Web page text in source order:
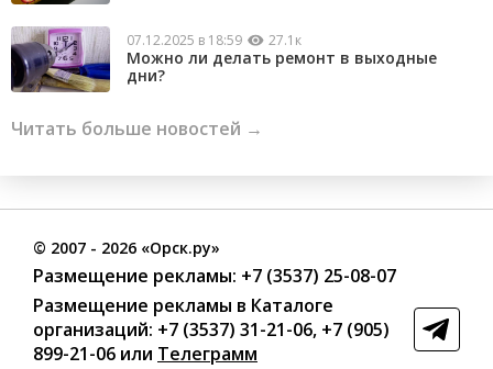
07.12.2025 в 18:59 27.1к
Можно ли делать ремонт в выходные
дни?
Читать больше новостей →
© 2007 - 2026 «Орск.ру»
Размещение рекламы: +7 (3537) 25-08-07
Размещение рекламы в Каталоге
организаций: +7 (3537) 31-21-06, +7 (905)
899-21-06 или Телеграмм